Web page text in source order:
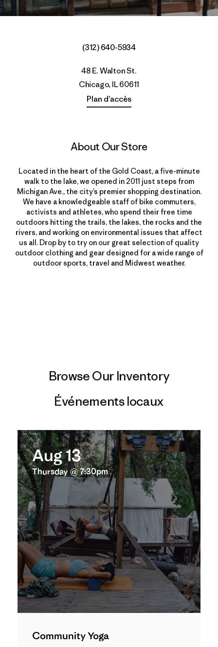
(312) 640-5934
48 E. Walton St.
Chicago, IL 60611
Plan d’accès
About Our Store
Located in the heart of the Gold Coast, a five-minute
walk to the lake, we opened in 2011 just steps from
Michigan Ave., the city’s premier shopping destination.
We have a knowledgeable staff of bike commuters,
activists and athletes, who spend their free time
outdoors hitting the trails, the lakes, the rocks and the
rivers, and working on environmental issues that affect
us all. Drop by to try on our great selection of quality
outdoor clothing and gear designed for a wide range of
outdoor sports, travel and Midwest weather.
Browse Our Inventory
Événements locaux